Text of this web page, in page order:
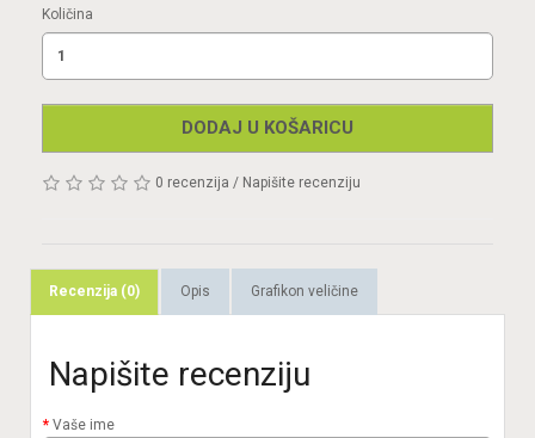
Količina
DODAJ U KOŠARICU
0 recenzija / Napišite recenziju
Recenzija (0) Opis Grafikon veličine
Napišite recenziju
Vaše ime